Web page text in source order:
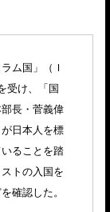
ム国」（Ｉ
受け、「国
長・菅義偉
日本人を標
ることを踏
トの入国を
確認した。